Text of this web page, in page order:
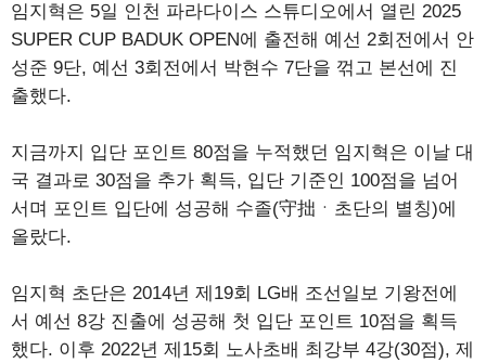
임지혁은 5일 인천 파라다이스 스튜디오에서 열린 2025
SUPER CUP BADUK OPEN에 출전해 예선 2회전에서 안
성준 9단, 예선 3회전에서 박현수 7단을 꺾고 본선에 진
출했다.
지금까지 입단 포인트 80점을 누적했던 임지혁은 이날 대
국 결과로 30점을 추가 획득, 입단 기준인 100점을 넘어
서며 포인트 입단에 성공해 수졸(守拙ㆍ초단의 별칭)에
올랐다.
임지혁 초단은 2014년 제19회 LG배 조선일보 기왕전에
서 예선 8강 진출에 성공해 첫 입단 포인트 10점을 획득
했다. 이후 2022년 제15회 노사초배 최강부 4강(30점), 제